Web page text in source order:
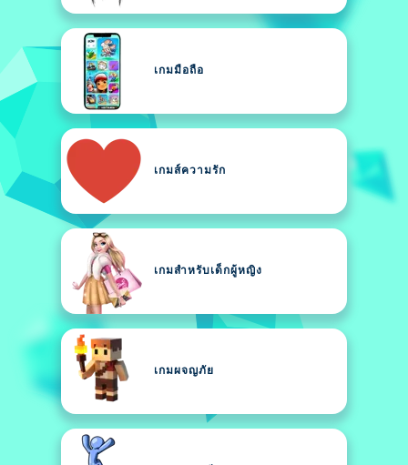
เกมมือถือ
เกมส์ความรัก
เกมสำหรับเด็กผู้หญิง
เกมผจญภัย